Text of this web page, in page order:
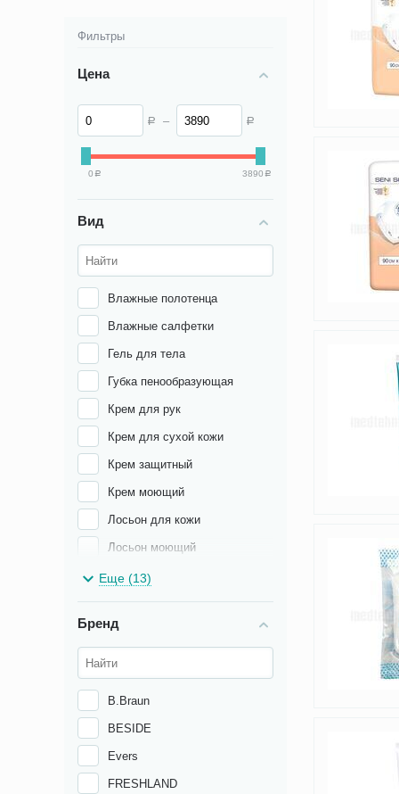
Фильтры
Цена
Р – Р
0 Р 3890 Р
Вид
Влажные полотенца
Влажные салфетки
Гель для тела
Губка пенообразующая
Крем для рук
Крем для сухой кожи
Крем защитный
Крем моющий
Лосьон для кожи
Лосьон моющий
Масло для кожи
Очиститель для кожи
Пеленки впитывающие
Еще (13)
Бренд
B.Braun
BESIDE
Evers
FRESHLAND